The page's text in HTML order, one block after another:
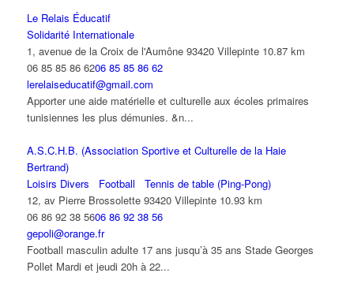
Le Relais Éducatif
Solidarité Internationale
1, avenue de la Croix de l'Aumône 93420 Villepinte 10.87 km
06 85 85 86 6206 85 85 86 62
lerelaiseducatif@gmail.com
Apporter une aide matérielle et culturelle aux écoles primaires
tunisiennes les plus démunies. &n...
A.S.C.H.B. (Association Sportive et Culturelle de la Haie
Bertrand)
Loisirs Divers
Football
Tennis de table (Ping-Pong)
12, av Pierre Brossolette 93420 Villepinte 10.93 km
06 86 92 38 5606 86 92 38 56
gepoli@orange.fr
Football masculin adulte 17 ans jusqu’à 35 ans Stade Georges
Pollet Mardi et jeudi 20h à 22...